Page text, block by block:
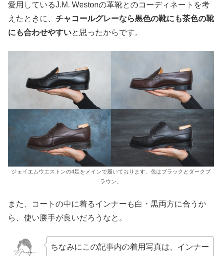
愛用しているJ.M. Westonの革靴とのコーディネートを考
えたときに、 チャコールグレーなら黒色の靴にも茶色の靴
にも合わせやすいと思ったからです。
ジェイエムウエストンの4足をメインで履いております。色はブラックとダークブ
ラウン。
また、コートの中に着るインナーも白・黒両方に合うか
ら、使い勝手が良いだろうなと。
ちなみにこの記事内の着用写真は、インナー